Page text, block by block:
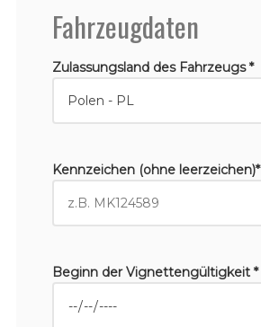
Fahrzeugdaten
Zulassungsland des Fahrzeugs *
Kennzeichen (ohne leerzeichen)*
Beginn der Vignettengültigkeit *